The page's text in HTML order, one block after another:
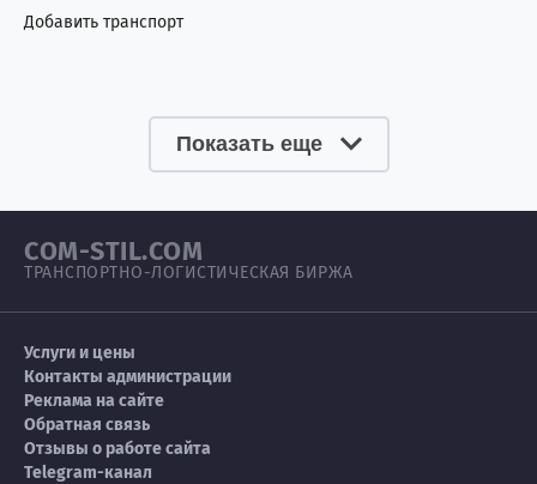
Добавить транспорт
Показать еще
COM-STIL.COM
ТРАНСПОРТНО-ЛОГИСТИЧЕСКАЯ БИРЖА
Услуги и цены
Контакты администрации
Реклама на сайте
Обратная связь
Отзывы о работе сайта
Telegram-канал